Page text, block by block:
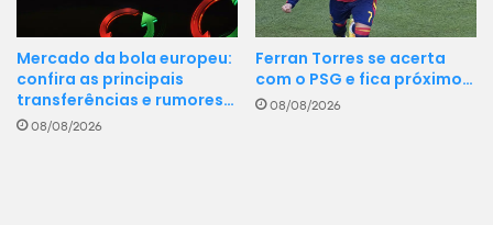
Mercado da bola europeu:
confira as principais
transferências e rumores…
08/08/2026
Ferran Torres se acerta
com o PSG e fica próximo…
08/08/2026